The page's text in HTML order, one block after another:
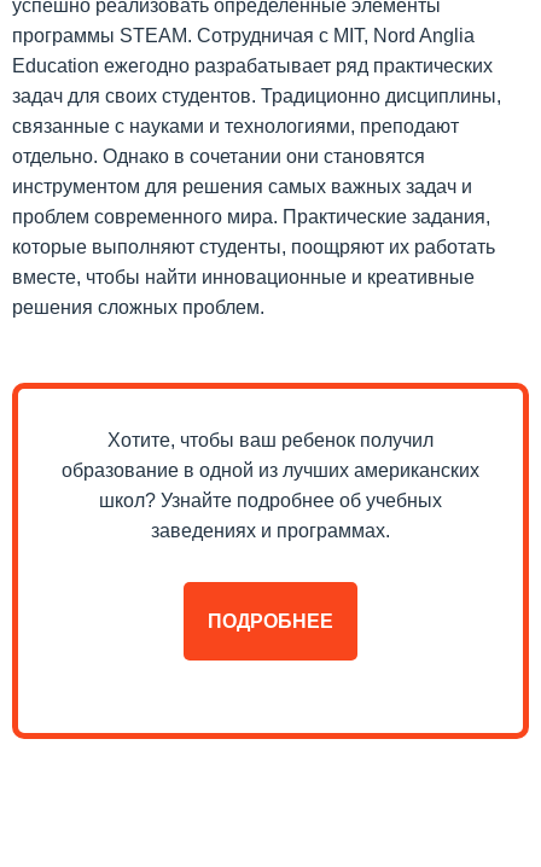
успешно реализовать определенные элементы
программы STEAM. Сотрудничая с MIT, Nord Anglia
Education ежегодно разрабатывает ряд практических
задач для своих студентов. Традиционно дисциплины,
связанные с науками и технологиями, преподают
отдельно. Однако в сочетании они становятся
инструментом для решения самых важных задач и
проблем современного мира. Практические задания,
которые выполняют студенты, поощряют их работать
вместе, чтобы найти инновационные и креативные
решения сложных проблем.
Хотите, чтобы ваш ребенок получил
образование в одной из лучших американских
школ? Узнайте подробнее об учебных
заведениях и программах.
ПОДРОБНЕЕ